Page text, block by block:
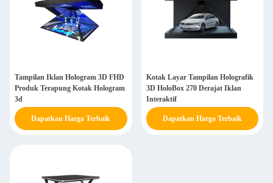
Tampilan Iklan Hologram 3D FHD
Produk Terapung Kotak Hologram
3d
Dapatkan Harga Terbaik
Kotak Layar Tampilan Holografik
3D HoloBox 270 Derajat Iklan
Interaktif
Dapatkan Harga Terbaik